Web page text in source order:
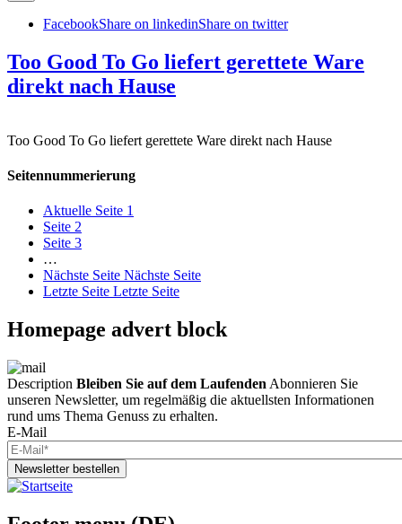
FacebookShare on linkedinShare on twitter
Too Good To Go liefert gerettete Ware
direkt nach Hause
Too Good To Go liefert gerettete Ware direkt nach Hause
Seitennummerierung
Aktuelle Seite 1
Seite 2
Seite 3
…
Nächste Seite Nächste Seite
Letzte Seite Letzte Seite
Homepage advert block
Description Bleiben Sie auf dem Laufenden Abonnieren Sie
unseren Newsletter, um regelmäßig die aktuellsten Informationen
rund ums Thema Genuss zu erhalten.
E-Mail
Newsletter bestellen